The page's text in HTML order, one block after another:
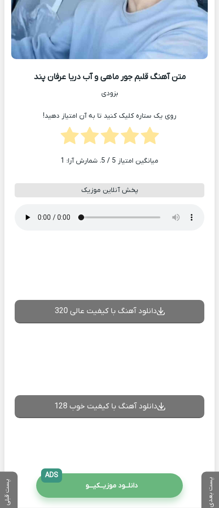
پست بعدی پست قبلی
متن آهنگ قلبم جور ماهی و آب دریا عرفان پند
بزودی
روی یک ستاره کلیک کنید تا به آن امتیاز دهید!
میانگین امتیاز 5 / 5. شمارش آرا: 1
پخش آنلاین موزیک
دانلود آهنگ با کیفیت عالی 320
دانلود آهنگ با کیفیت خوب 128
دانلــود موزیــکیـــو
ADS